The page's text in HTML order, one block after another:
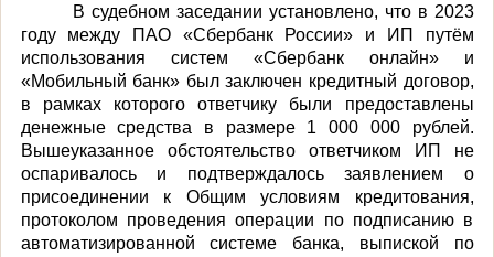
В судебном заседании установлено, что в 2023
году между ПАО «Сбербанк России» и ИП путём
использования систем «Сбербанк онлайн» и
«Мобильный банк» был заключен кредитный договор,
в рамках которого ответчику были предоставлены
денежные средства в размере 1 000 000 рублей.
Вышеуказанное обстоятельство ответчиком ИП не
оспаривалось и подтверждалось заявлением о
присоединении к Общим условиям кредитования,
протоколом проведения операции по подписанию в
автоматизированной системе банка, выпиской по